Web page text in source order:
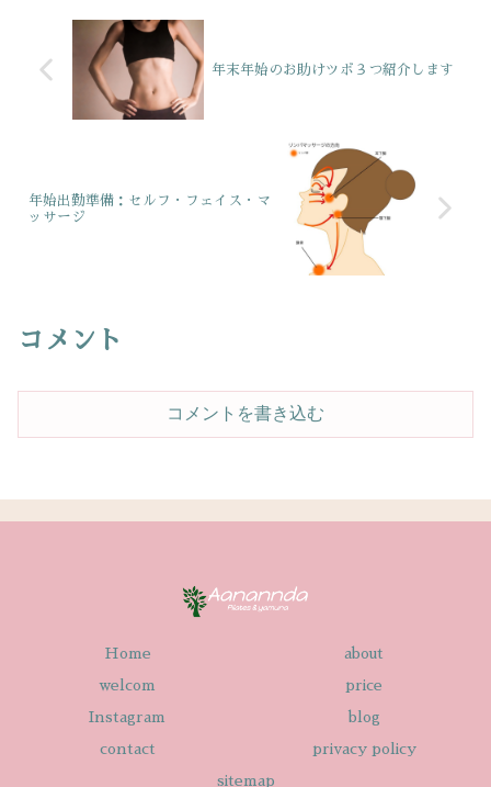
年末年始のお助けツボ３つ紹介します
年始出勤準備：セルフ・フェイス・マ
ッサージ
コメント
コメントを書き込む
Home about
welcom price
Instagram blog
contact privacy policy
sitemap